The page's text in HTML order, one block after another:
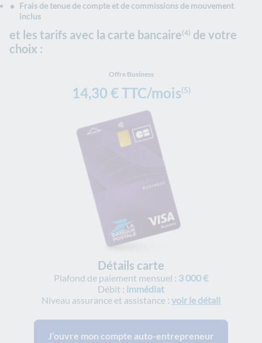
Frais de tenue de compte et de commissions de mouvement
inclus
et les tarifs avec la carte bancaire(4) de votre
choix :
14,30 € TTC/mois(5)
Offre Business
Détails carte
Plafond de paiement mensuel : 3 000 €
Débit : immédiat
Niveau assurance et assistance :voir le détail
J’ouvre mon compte auto-entrepreneur